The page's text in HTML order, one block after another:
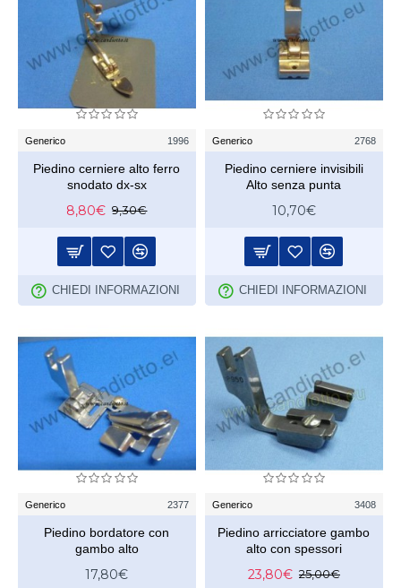
Generico 1996
Piedino cerniere alto ferro
snodato dx-sx
8,80€ 9,30€
CHIEDI INFORMAZIONI
Generico 2768
Piedino cerniere invisibili
Alto senza punta
10,70€
CHIEDI INFORMAZIONI
Generico 2377
Piedino bordatore con
gambo alto
17,80€
Generico 3408
Piedino arricciatore gambo
alto con spessori
23,80€ 25,00€